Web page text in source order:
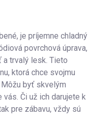
je príjemne chladný
povrchová úprava,
a trvalý lesk. Tieto
ktorá chce svojmu
byť skvelým
Či už ich darujete k
pre zábavu, vždy sú